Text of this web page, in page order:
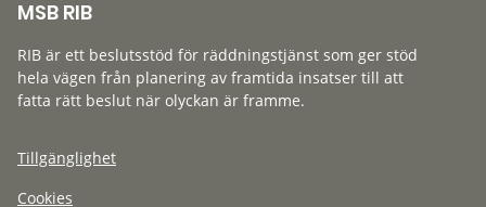
MSB RIB
RIB är ett beslutsstöd för räddningstjänst som ger stöd
hela vägen från planering av framtida insatser till att
fatta rätt beslut när olyckan är framme.
Tillgänglighet
Cookies